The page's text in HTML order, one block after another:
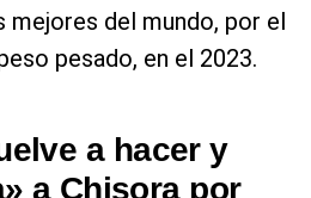
del mundo, por el
pesado, en el 2023.
a hacer y
a Chisora por